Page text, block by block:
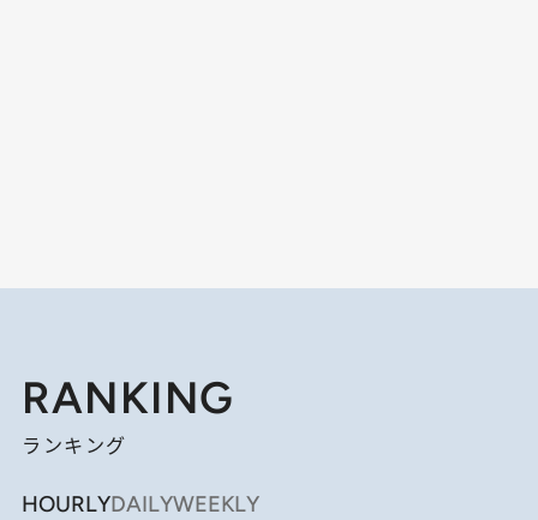
RANKING
ランキング
HOURLYDAILYWEEKLY